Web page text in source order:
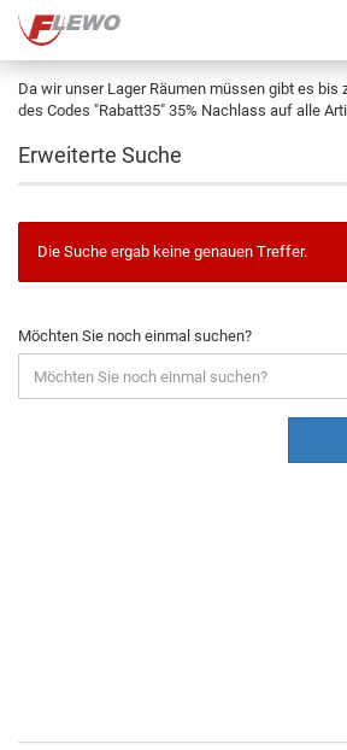
Da wir unser Lager Räumen müssen gibt es bis
des Codes "Rabatt35" 35% Nachlass auf alle
Erweiterte Suche
Die Suche ergab keine genauen Treffer.
Möchten Sie noch einmal suchen?